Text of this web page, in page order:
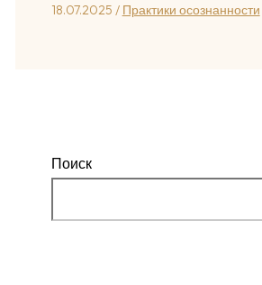
18.07.2025 / Практики осознанности
Поиск